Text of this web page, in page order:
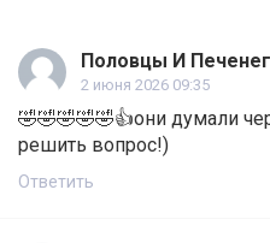
Половцы И
2 июня 2026 09:35
🤣🤣🤣🤣🤣👍они думали
решить вопрос!)
Ответить